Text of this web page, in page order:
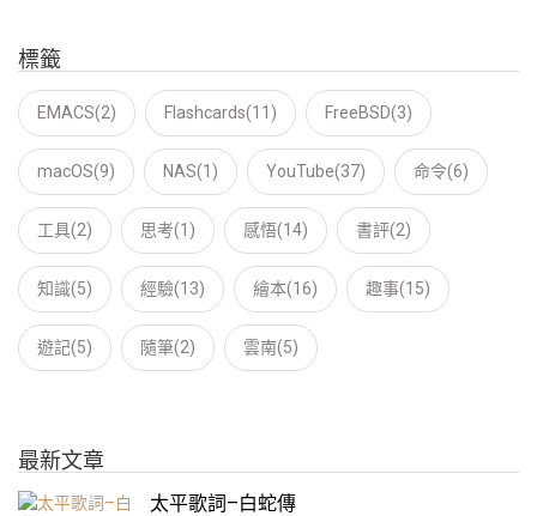
標籤
EMACS(2) Flashcards(11) FreeBSD(3)
macOS(9) NAS(1) YouTube(37) 命令(6)
工具(2) 思考(1) 感悟(14) 書評(2)
知識(5) 經驗(13) 繪本(16) 趣事(15)
遊記(5) 隨筆(2) 雲南(5)
最新文章
太平歌詞–白蛇傳